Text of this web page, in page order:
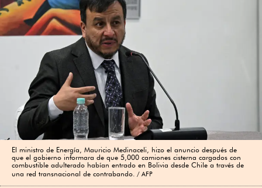
El ministro de Energía, Mauricio Medinaceli, hizo el ​anuncio después de
que el gobierno informara de que 5,000 camiones cisterna cargados ​con
combustible adulterado habían entrado en Bolivia desde Chile a través de
una red transnacional de contrabando.
AFP